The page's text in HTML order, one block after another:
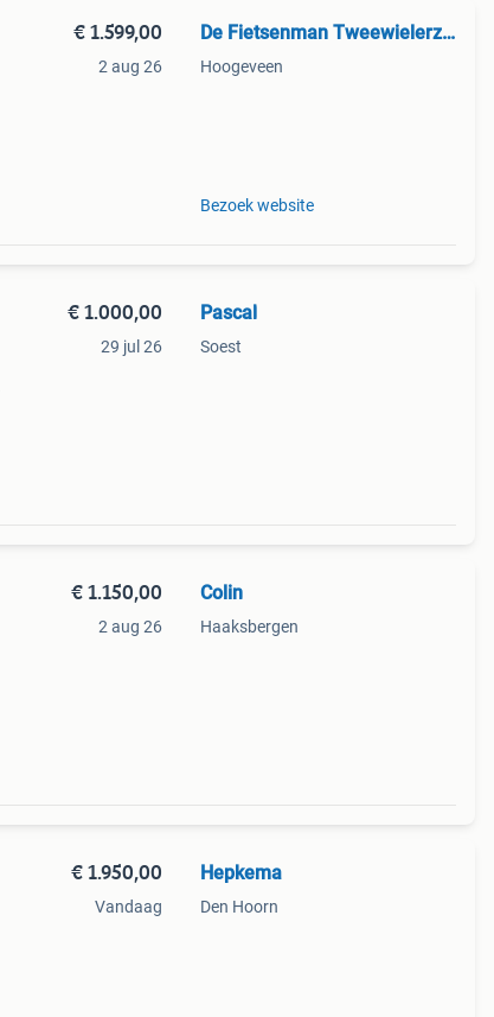
€ 1.599,00
2 aug 26
De Fietsenman Tweewielerzaak
Hoogeveen
Bezoek website
€ 1.000,00
29 jul 26
Pascal
Soest
€ 1.150,00
2 aug 26
Colin
Haaksbergen
€ 1.950,00
Vandaag
Hepkema
Den Hoorn